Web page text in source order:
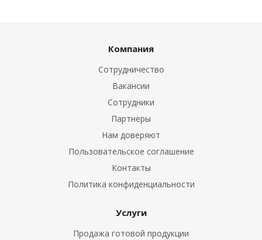
Компания
Сотрудничество
Вакансии
Сотрудники
Партнеры
Нам доверяют
Пользовательское соглашение
Контакты
Политика конфиденциальности
Услуги
Продажа готовой продукции